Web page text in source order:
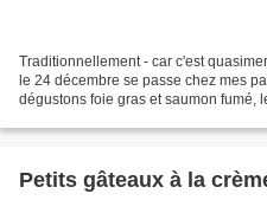
Traditionnellement - car c'est
le 24 décembre se passe chez mes
dégustons foie gras et saumon fumé,
Petits gâteaux à la